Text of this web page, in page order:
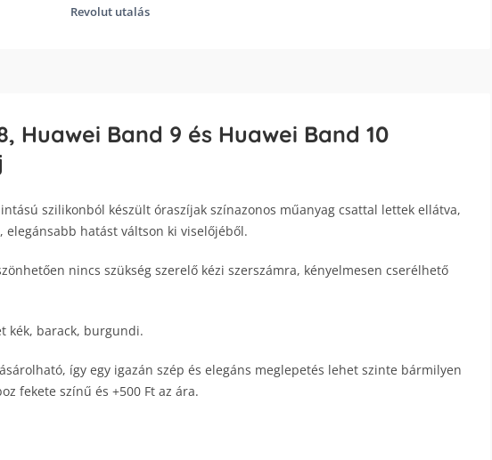
Revolut utalás
Huawei Band 9 és Huawei Band 10
szilikonból készült óraszíjak színazonos műanyag csattal lettek ellátva,
elegánsabb hatást váltson ki viselőjéből.
nincs szükség szerelő kézi szerszámra, kényelmesen cserélhető
kék, barack, burgundi.
így egy igazán szép és elegáns meglepetés lehet szinte bármilyen
fekete színű és +500 Ft az ára.